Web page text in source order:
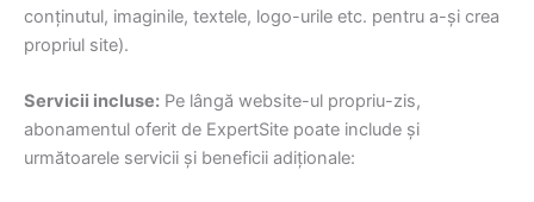
conținutul, imaginile, textele, logo-urile etc. pentru a-și crea
propriul site).
Servicii incluse: Pe lângă website-ul propriu-zis,
abonamentul oferit de ExpertSite poate include și
următoarele servicii și beneficii adiționale: